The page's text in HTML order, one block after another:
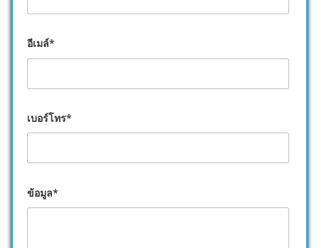
อีเมล์*
เบอร์โทร*
ข้อมูล*